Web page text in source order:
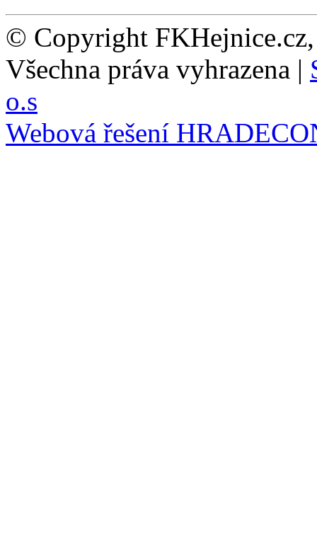
© Copyright
Všechna práva vyhrazena |
o.s
Webová řešení